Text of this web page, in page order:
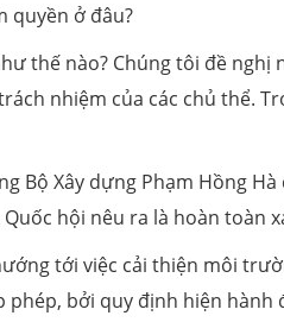
quyền ở đâu?
thế nào? Chúng tôi đề
nhiệm của các chủ thể.
Bộ Xây dựng Phạm Hồng
hội nêu ra là hoàn toàn
tới việc cải thiện môi
bởi quy định hiện hành